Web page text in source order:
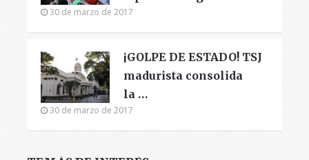
30 de marzo de 2017
¡GOLPE DE ESTADO! TSJ
madurista consolida
la …
30 de marzo de 2017